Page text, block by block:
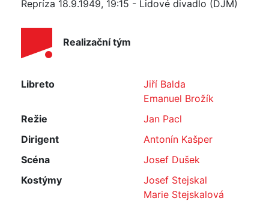
Repríza 18.9.1949, 19:15 - Lidové divadlo (DJM)
Realizační tým
Libreto
Jiří Balda
Emanuel Brožík
Režie
Jan Pacl
Dirigent
Antonín Kašper
Scéna
Josef Dušek
Kostýmy
Josef Stejskal
Marie Stejskalová